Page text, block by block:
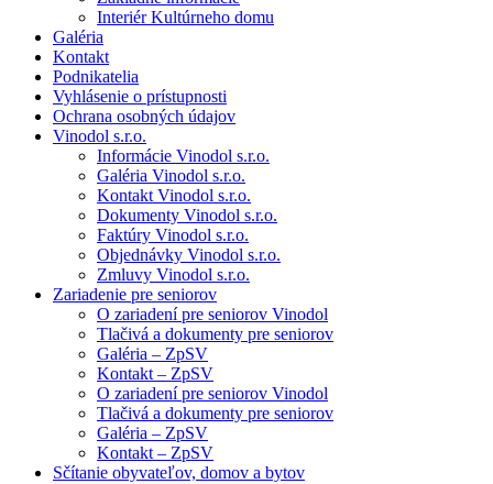
Interiér Kultúrneho domu
Galéria
Kontakt
Podnikatelia
Vyhlásenie o prístupnosti
Ochrana osobných údajov
Vinodol s.r.o.
Informácie Vinodol s.r.o.
Galéria Vinodol s.r.o.
Kontakt Vinodol s.r.o.
Dokumenty Vinodol s.r.o.
Faktúry Vinodol s.r.o.
Objednávky Vinodol s.r.o.
Zmluvy Vinodol s.r.o.
Zariadenie pre seniorov
O zariadení pre seniorov Vinodol
Tlačivá a dokumenty pre seniorov
Galéria – ZpSV
Kontakt – ZpSV
O zariadení pre seniorov Vinodol
Tlačivá a dokumenty pre seniorov
Galéria – ZpSV
Kontakt – ZpSV
Sčítanie obyvateľov, domov a bytov